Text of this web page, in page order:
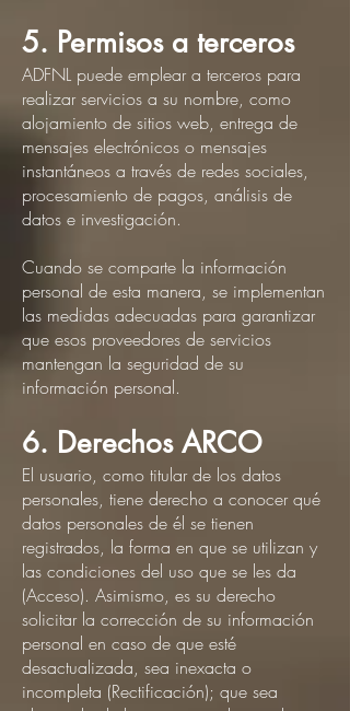
5. Permisos a terceros
ADFNL puede emplear a terceros para
realizar servicios a su nombre, como
alojamiento de sitios web, entrega de
mensajes electrónicos o mensajes
instantáneos a través de redes sociales,
procesamiento de pagos, análisis de
datos e investigación.
Cuando se comparte la información
personal de esta manera, se implementan
las medidas adecuadas para garantizar
que esos proveedores de servicios
mantengan la seguridad de su
información personal.
6. Derechos ARCO
El usuario, como titular de los datos
personales, tiene derecho a conocer qué
datos personales de él se tienen
registrados, la forma en que se utilizan y
las condiciones del uso que se les da
(Acceso). Asimismo, es su derecho
solicitar la corrección de su información
personal en caso de que esté
desactualizada, sea inexacta o
incompleta (Rectificación); que sea